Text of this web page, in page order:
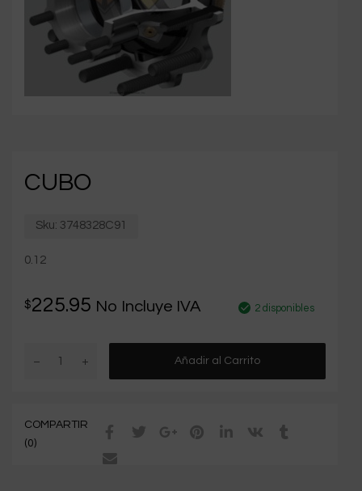
CUBO
Sku: 3748328C91
0.12
$225.95 No Incluye IVA 2 disponibles
Añadir al Carrito
COMPARTIR
(0)